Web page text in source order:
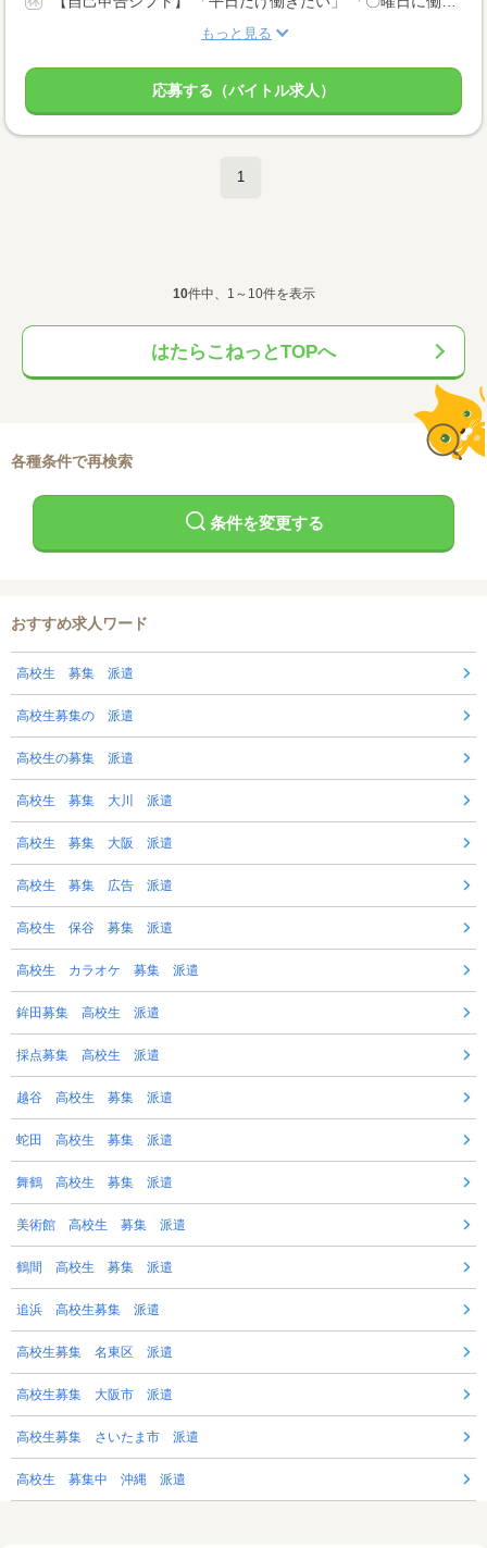
もっと見る
応募する（バイトル求人）
1
10件中、1～10件を表示
はたらこねっとTOPへ
各種条件で再検索
条件を変更する
おすすめ求人ワード
高校生 募集 派遣
高校生募集の 派遣
高校生の募集 派遣
高校生 募集 大川 派遣
高校生 募集 大阪 派遣
高校生 募集 広告 派遣
高校生 保谷 募集 派遣
高校生 カラオケ 募集 派遣
鉾田募集 高校生 派遣
採点募集 高校生 派遣
越谷 高校生 募集 派遣
蛇田 高校生 募集 派遣
舞鶴 高校生 募集 派遣
美術館 高校生 募集 派遣
鶴間 高校生 募集 派遣
追浜 高校生募集 派遣
高校生募集 名東区 派遣
高校生募集 大阪市 派遣
高校生募集 さいたま市 派遣
高校生 募集中 沖縄 派遣